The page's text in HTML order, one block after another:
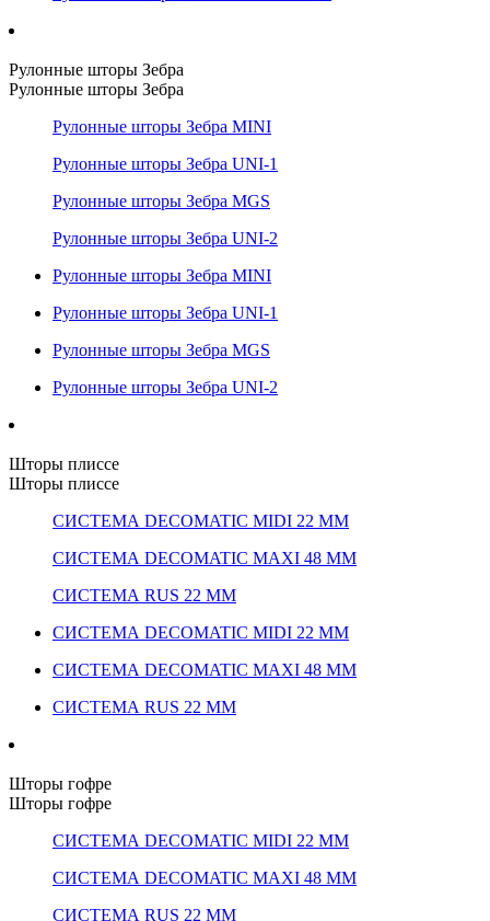
Рулонные шторы Зебра
Рулонные шторы Зебра
Рулонные шторы Зебра MINI
Рулонные шторы Зебра UNI-1
Рулонные шторы Зебра MGS
Рулонные шторы Зебра UNI-2
Рулонные шторы Зебра MINI
Рулонные шторы Зебра UNI-1
Рулонные шторы Зебра MGS
Рулонные шторы Зебра UNI-2
Шторы плиссе
Шторы плиссе
СИСТЕМА DECOMATIC MIDI 22 ММ
СИСТЕМА DECOMATIC MAXI 48 ММ
СИСТЕМА RUS 22 ММ
СИСТЕМА DECOMATIC MIDI 22 ММ
СИСТЕМА DECOMATIC MAXI 48 ММ
СИСТЕМА RUS 22 ММ
Шторы гофре
Шторы гофре
СИСТЕМА DECOMATIC MIDI 22 ММ
СИСТЕМА DECOMATIC MAXI 48 ММ
СИСТЕМА RUS 22 ММ